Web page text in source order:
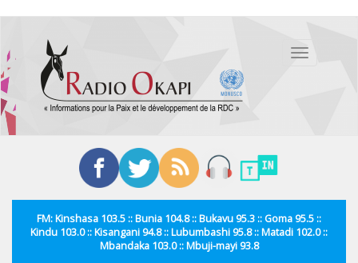
contenu
principal
Toggle
FM: Kinshasa 103.5 :: Bunia 104.8 :: Bukavu 95.3 :: Goma 95.5 ::
Kindu 103.0 :: Kisangani 94.8 :: Lubumbashi 95.8 :: Matadi 102.0 ::
Mbandaka 103.0 :: Mbuji-mayi 93.8